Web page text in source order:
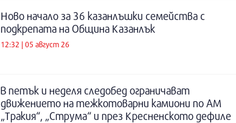
Ново начало за 36 казанлъшки семейства с
подкрепата на Община Казанлък
12:32 | 05 август 26
В петък и неделя следобед ограничават
движението на тежкотоварни камиони по АМ
„Тракия“, „Струма“ и през Кресненското дефиле